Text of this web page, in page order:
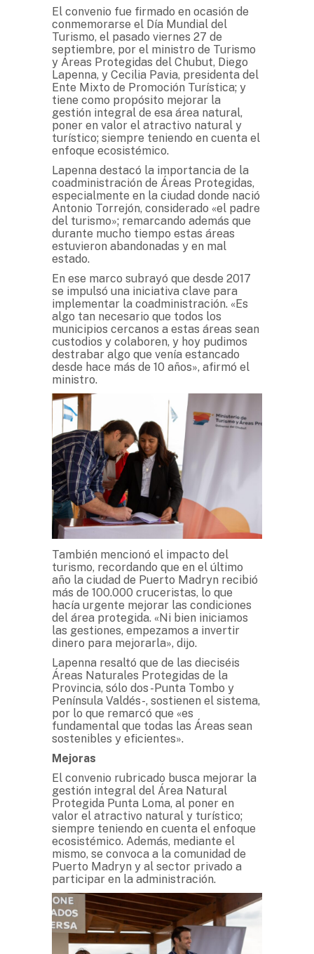
El convenio fue firmado en ocasión de
conmemorarse el Día Mundial del
Turismo, el pasado viernes 27 de
septiembre, por el ministro de Turismo
y Áreas Protegidas del Chubut, Diego
Lapenna, y Cecilia Pavia, presidenta del
Ente Mixto de Promoción Turística; y
tiene como propósito mejorar la
gestión integral de esa área natural,
poner en valor el atractivo natural y
turístico; siempre teniendo en cuenta el
enfoque ecosistémico.
Lapenna destacó la importancia de la
coadministración de Áreas Protegidas,
especialmente en la ciudad donde nació
Antonio Torrejón, considerado «el padre
del turismo»; remarcando además que
durante mucho tiempo estas áreas
estuvieron abandonadas y en mal
estado.
En ese marco subrayó que desde 2017
se impulsó una iniciativa clave para
implementar la coadministración. «Es
algo tan necesario que todos los
municipios cercanos a estas áreas sean
custodios y colaboren, y hoy pudimos
destrabar algo que venía estancado
desde hace más de 10 años», afirmó el
ministro.
También mencionó el impacto del
turismo, recordando que en el último
año la ciudad de Puerto Madryn recibió
más de 100.000 cruceristas, lo que
hacía urgente mejorar las condiciones
del área protegida. «Ni bien iniciamos
las gestiones, empezamos a invertir
dinero para mejorarla», dijo.
Lapenna resaltó que de las dieciséis
Áreas Naturales Protegidas de la
Provincia, sólo dos -Punta Tombo y
Península Valdés-, sostienen el sistema,
por lo que remarcó que «es
fundamental que todas las Áreas sean
sostenibles y eficientes».
Mejoras
El convenio rubricado busca mejorar la
gestión integral del Área Natural
Protegida Punta Loma, al poner en
valor el atractivo natural y turístico;
siempre teniendo en cuenta el enfoque
ecosistémico. Además, mediante el
mismo, se convoca a la comunidad de
Puerto Madryn y al sector privado a
participar en la administración.